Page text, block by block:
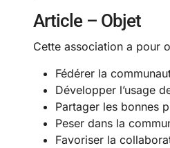
Article – Objet
Cette association a pour
Fédérer la
Développer l’usage
Partager les bonnes
Peser dans la
Favoriser la